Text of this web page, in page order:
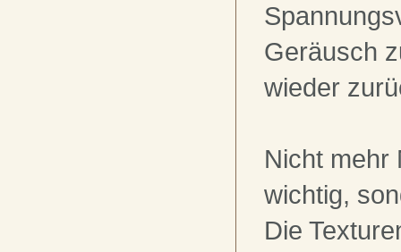
Geräusch
wieder
Nicht mehr
wichtig,
Die